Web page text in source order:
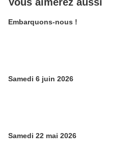
Embarquons-nous !
Samedi 6 juin 2026
Samedi 22 mai 2026